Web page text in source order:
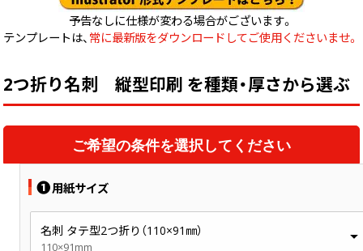
予告なしに仕様が変わる場合がございます。
テンプレートは、 常に最新版をダウンロードしてご使用くださいませ。
2つ折り名刺 縦型印刷 を種類・厚さから選ぶ
ご希望の条件を選択してください
❶用紙サイズ
名刺 タテ型2つ折り（110×91㎜）
110×91mm
無線綴じ冊子
季節商品